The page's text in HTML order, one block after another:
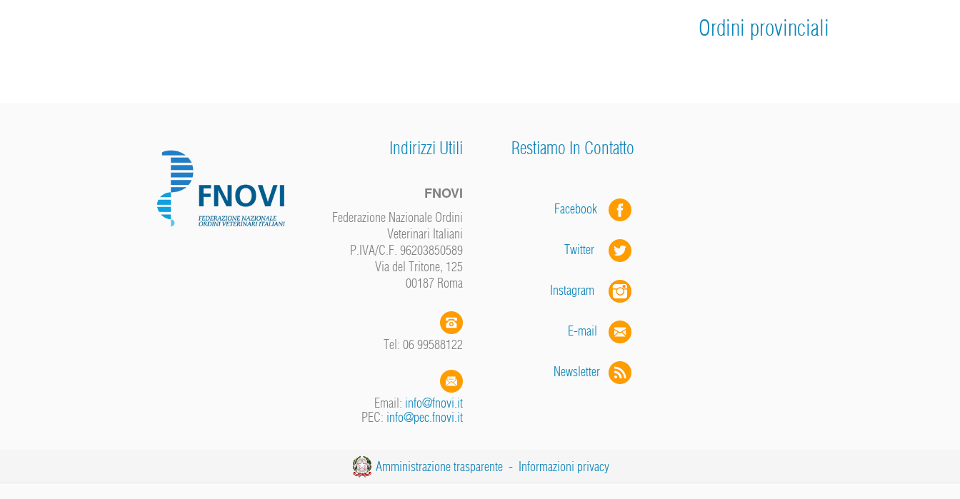
Ordini provinciali
Indirizzi Utili
FNOVI
Federazione Nazionale Ordini
Veterinari Italiani
P.IVA/C.F. 96203850589
Via del Tritone, 125
00187 Roma
Tel: 06 99588122
Email: info@fnovi.it
PEC: info@pec.fnovi.it
Restiamo In Contatto
Facebook
Twitter
Instagram
E-mail
Newsletter
Amministrazione trasparente- Informazioni privacy